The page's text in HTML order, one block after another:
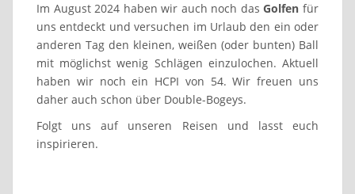
Im August 2024 haben wir auch noch dasGolfen für
uns entdeckt und versuchen im Urlaub den ein oder
anderen Tag den kleinen, weißen (oder bunten) Ball
mit möglichst wenig Schlägen einzulochen. Aktuell
haben wir noch ein HCPI von 54. Wir freuen uns
daher auch schon über Double-Bogeys.
Folgt uns auf unseren Reisen und lasst euch
inspirieren.